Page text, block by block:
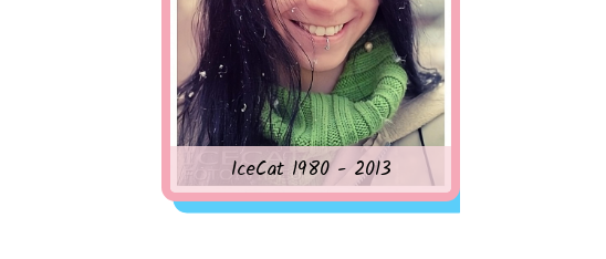
IceCat 1980 - 2013